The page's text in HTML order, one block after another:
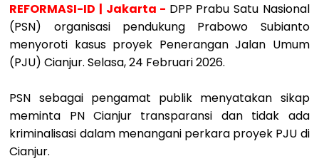
REFORMASI-ID | Jakarta - DPP Prabu Satu Nasional
(PSN) organisasi pendukung Prabowo Subianto
menyoroti kasus proyek Penerangan Jalan Umum
(PJU) Cianjur. Selasa, 24 Februari 2026.
PSN sebagai pengamat publik menyatakan sikap
meminta PN Cianjur transparansi dan tidak ada
kriminalisasi dalam menangani perkara proyek PJU di
Cianjur.